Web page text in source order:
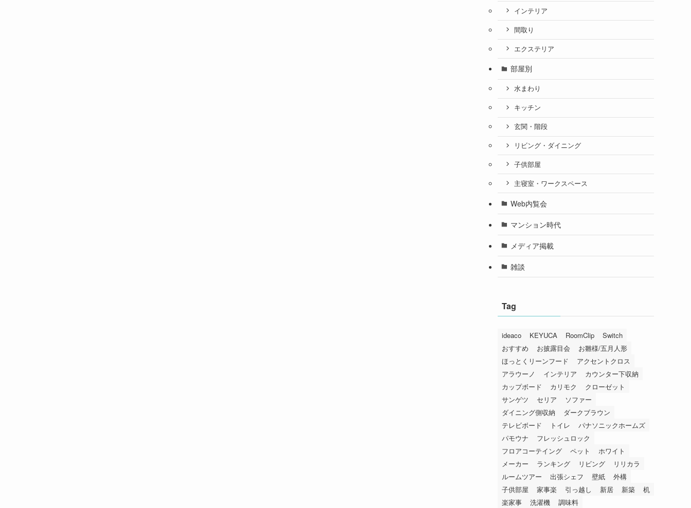
インテリア
間取り
エクステリア
部屋別
水まわり
キッチン
玄関・階段
リビング・ダイニング
子供部屋
主寝室・ワークスペース
Web内覧会
マンション時代
メディア掲載
雑談
Tag
ideaco KEYUCA RoomClip
Switch
おすすめ
お披露目会
お雛様/五月人形
ほっとくリーンフード
アクセントクロス
アラウーノ
インテリア
カウンター下収納
カップボード
カリモク
クローゼット
サンゲツ
セリア
ソファー
ダイニング側収納
ダークブラウン
テレビボード
トイレ
パナソニックホームズ
パモウナ
フレッシュロック
フロアコーテイング
ペット
ホワイト
メーカー
ランキング リビング
リリカラ
ルームツアー
出張シェフ 壁紙
外構
子供部屋
家事楽 引っ越し 新居 新築
机
楽家事
洗濯機 調味料